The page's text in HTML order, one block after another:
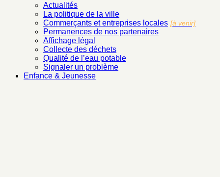
Actualités
La politique de la ville
Commerçants et entreprises locales [à venir]
Permanences de nos partenaires
Affichage légal
Collecte des déchets
Qualité de l’eau potable
Signaler un problème
Enfance & Jeunesse